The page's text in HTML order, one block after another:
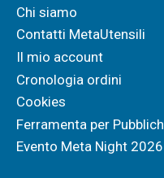
Chi siamo
Contatti MetaUtensili
Il mio account
Cronologia ordini
Cookies
Ferramenta per
Evento Meta Night 2026